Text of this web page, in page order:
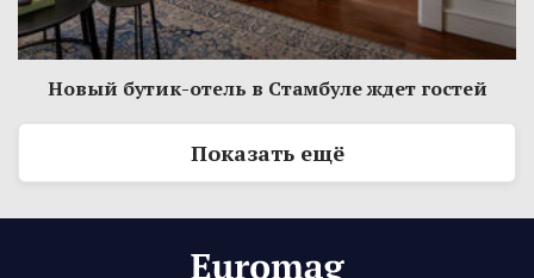
Новый бутик-отель в Стамбуле ждет гостей
Показать ещё